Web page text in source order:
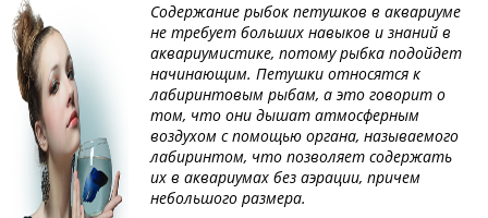
Содержание рыбок петушков в аквариуме
не требует больших навыков и знаний в
аквариумистике, потому рыбка подойдет
начинающим. Петушки относятся к
лабиринтовым рыбам, а это говорит о
том, что они дышат атмосферным
воздухом с помощью органа, называемого
лабиринтом, что позволяет содержать
их в аквариумах без аэрации, причем
небольшого размера.